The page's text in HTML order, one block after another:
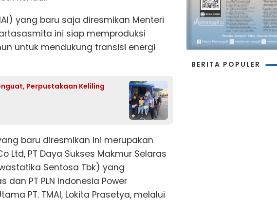
yang baru saja diresmikan Menteri
ini siap memproduksi
untuk mendukung transisi energi
Perpustakaan Keliling
baru diresmikan ini merupakan
Ltd, PT Daya Sukses Makmur Selaras
Sentosa Tbk) yang
PT PLN Indonesia Power
PT. TMAI, Lokita Prasetya, melalui
BERITA POPULER